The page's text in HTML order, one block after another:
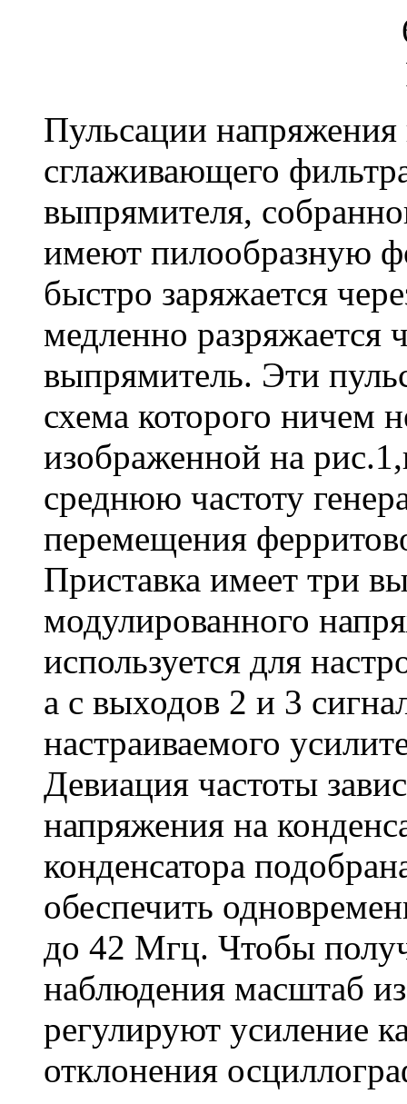
Пульсации напряжения
сглаживающего
выпрямителя,
имеют пилообразную
быстро заряжается
медленно разряжается
выпрямитель. Эти
схема которого ничем
изображенной на
среднюю частоту
перемещения
Приставка имеет три
модулированного
используется для
а с выходов 2 и 3
настраиваемого
Девиация частоты
напряжения на
конденсатора
обеспечить
до 42 Мгц. Чтобы
наблюдения масштаб
регулируют усиление
отклонения